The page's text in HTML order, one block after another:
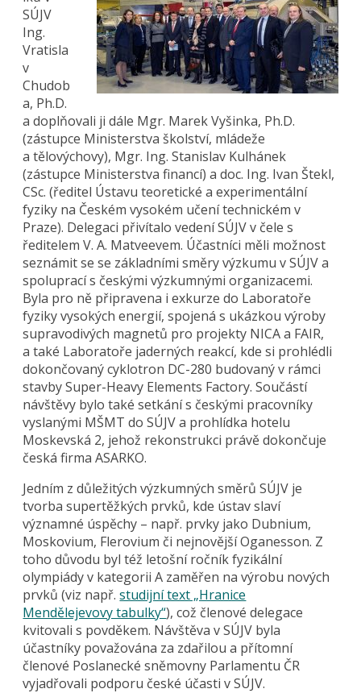
SÚJV
Ing.
Vratisla
v
Chudob
a, Ph.D.
a doplňovali ji dále Mgr. Marek Vyšinka, Ph.D.
(zástupce Ministerstva školství, mládeže
a tělovýchovy), Mgr. Ing. Stanislav Kulhánek
(zástupce Ministerstva financí) a doc. Ing. Ivan Štekl,
CSc. (ředitel Ústavu teoretické a experimentální
fyziky na Českém vysokém učení technickém v
Praze). Delegaci přivítalo vedení SÚJV v čele s
ředitelem V. A. Matveevem. Účastníci měli možnost
seznámit se se základními směry výzkumu v SÚJV a
spoluprací s českými výzkumnými organizacemi.
Byla pro ně připravena i exkurze do Laboratoře
fyziky vysokých energií, spojená s ukázkou výroby
supravodivých magnetů pro projekty NICA a FAIR,
a také Laboratoře jaderných reakcí, kde si prohlédli
dokončovaný cyklotron DC-280 budovaný v rámci
stavby Super-Heavy Elements Factory. Součástí
návštěvy bylo také setkání s českými pracovníky
vyslanými MŠMT do SÚJV a prohlídka hotelu
Moskevská 2, jehož rekonstrukci právě dokončuje
česká firma ASARKO.
Jedním z důležitých výzkumných směrů SÚJV je
tvorba supertěžkých prvků, kde ústav slaví
významné úspěchy – např. prvky jako Dubnium,
Moskovium, Flerovium či nejnovější Oganesson. Z
toho důvodu byl též letošní ročník fyzikální
olympiády v kategorii A zaměřen na výrobu nových
prvků (viz např.studijní text „Hranice
Mendělejevovy tabulky“), což členové delegace
kvitovali s povděkem. Návštěva v SÚJV byla
účastníky považována za zdařilou a přítomní
členové Poslanecké sněmovny Parlamentu ČR
vyjadřovali podporu české účasti v SÚJV.